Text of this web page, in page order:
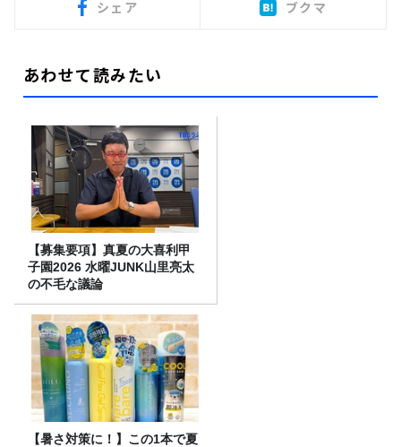
シェア ブクマ
あわせて読みたい
【募集要項】真夏の大喜利甲
子園2026 水曜JUNK山里亮太
の不毛な議論
【暑さ対策に！】この1本で夏